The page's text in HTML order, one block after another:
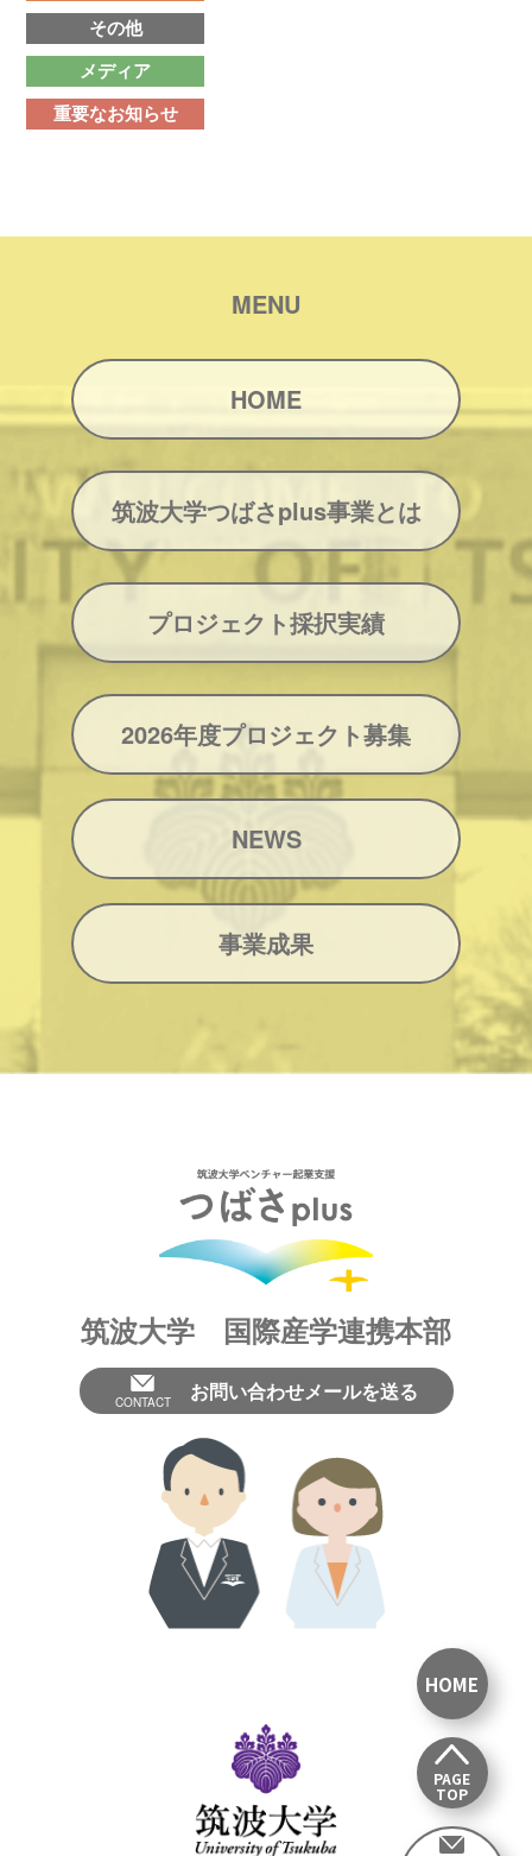
その他
メディア
重要なお知らせ
MENU
HOME
筑波大学つばさplus事業とは
プロジェクト採択実績
2026年度プロジェクト募集
NEWS
事業成果
筑波大学 国際産学連携本部
CONTACT お問い合わせメールを送る
HOME
PAGE
TOP